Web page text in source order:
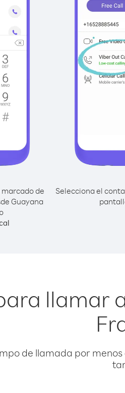
de
Guayana
Selecciona el
llamar
de llamada por